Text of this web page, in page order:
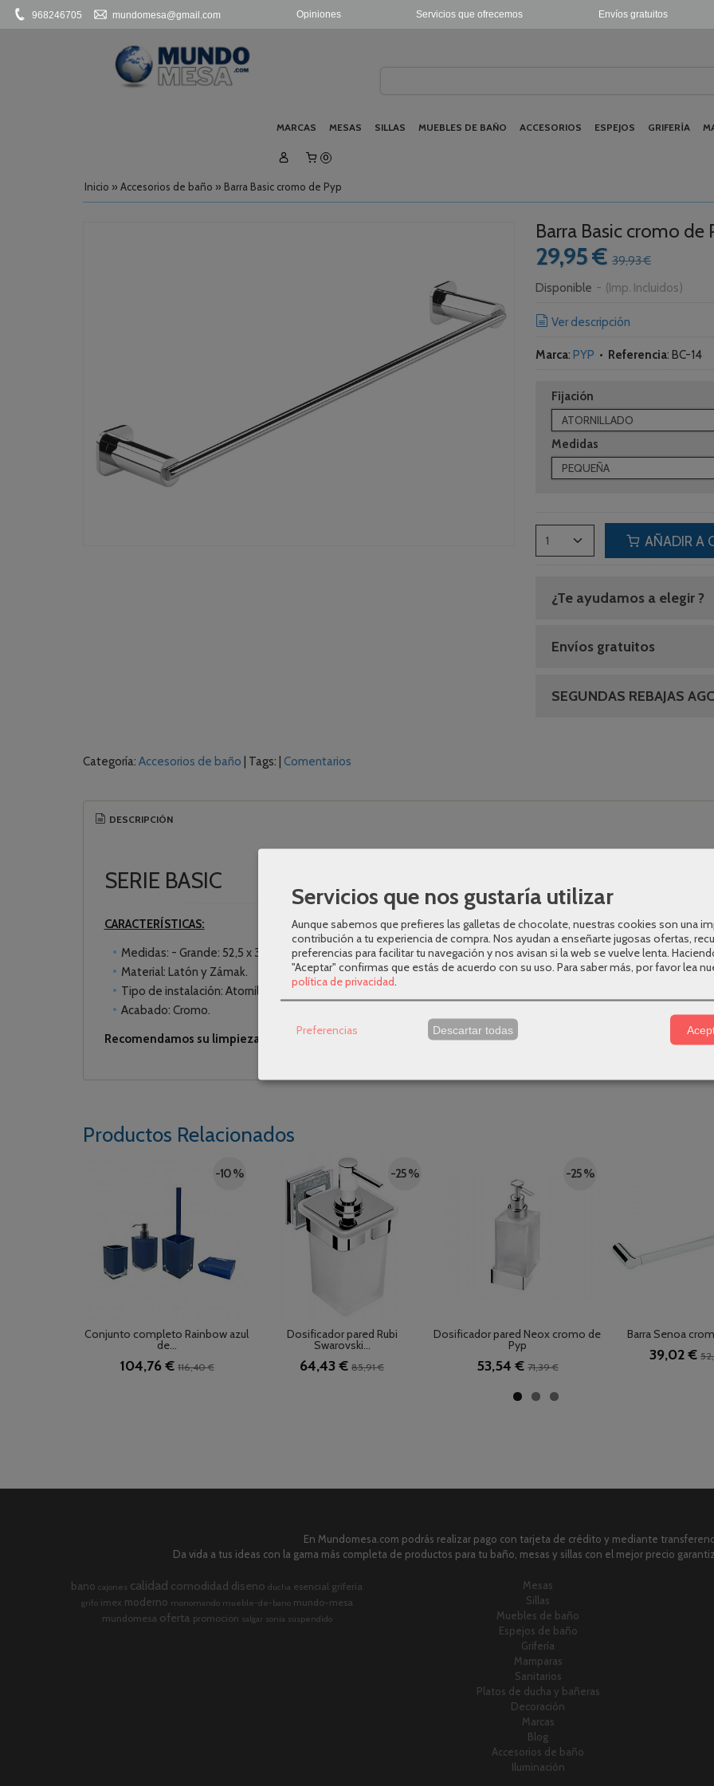
Envíos gratuitos
Servicios que ofrecemos
Opiniones
968246705 mundomesa@gmail.com
MARCAS MESAS SILLAS MUEBLES DE BAÑO ACCESORIOS ESPEJOS GRIFERÍA
0
Inicio » Accesorios de baño » Barra Basic cromo de Pyp
Barra Basic cromo de
29,95 € 39,93 €
Disponible - (Imp. Incluidos)
Ver descripción
Marca: PYP • Referencia: BC-14
Fijación
Medidas
AÑADIR A
¿Te ayudamos a elegir ?
Envíos gratuitos
SEGUNDAS REBAJAS
Categoría: Accesorios de baño Tags: Comentarios
DESCRIPCIÓN
SERIE BASIC
CARACTERÍSTICAS:
Medidas: - Grande: 52,5 x 3,5 x 6,5 cm - Mediana: 42,5 x 3,5 x 6,5 cm - Pequeña: 32,5 x 3,5 x 6,5 cm.
Material: Latón y Zámak.
Tipo de instalación: Atornillado u Adhesivo.
Acabado: Cromo.
Recomendamos su limpieza con un paño húmedo con agua, y secar con un paño seco.
Productos Relacionados
-10 %
Conjunto completo Rainbow azul
de...
104,76 € 116,40 €
-25 %
Dosificador pared Rubi
Swarovski...
64,43 € 85,91 €
-25 %
Dosificador pared Neox cromo de
Pyp
53,54 € 71,39 €
Barra Senoa
39,02 €
En Mundomesa.com podrás realizar pago con tarjeta de crédito y mediante
Da vida a tus ideas con la gama más completa de productos para tu baño, mesas y sillas con el mejor precio
bano cajones calidad comodidad diseno ducha esencial griferia
grifo imex moderno monomando mueble-de-bano mundo-mesa
mundomesa oferta promocion salgar sonia suspendido
Mesas
Sillas
Muebles de baño
Espejos de baño
Grifería
Mamparas
Sanitarios
Platos de ducha y bañeras
Decoración
Marcas
Blog
Accesorios de baño
Iluminación
Servicios que nos gustaría utilizar
Aunque sabemos que prefieres las galletas de chocolate, nuestras cookies son una
contribución a tu experiencia de compra. Nos ayudan a enseñarte jugosas ofertas,
preferencias para facilitar tu navegación y nos avisan si la web se vuelve lenta.
"Aceptar" confirmas que estás de acuerdo con su uso. Para saber más, por favor lea
política de privacidad.
Preferencias Descartar todas